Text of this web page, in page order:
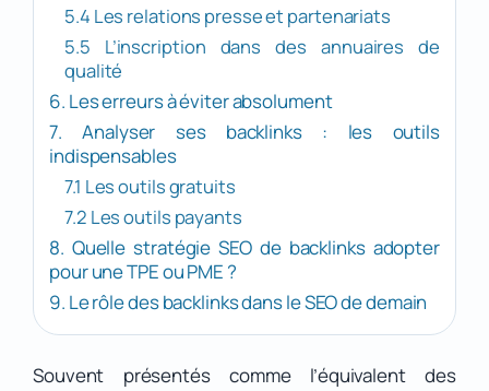
5.4 Les relations presse et partenariats
5.5 L’inscription dans des annuaires de
qualité
6. Les erreurs à éviter absolument
7. Analyser ses backlinks : les outils
indispensables
7.1 Les outils gratuits
7.2 Les outils payants
8. Quelle stratégie SEO de backlinks adopter
pour une TPE ou PME ?
9. Le rôle des backlinks dans le SEO de demain
Souvent présentés comme l’équivalent des